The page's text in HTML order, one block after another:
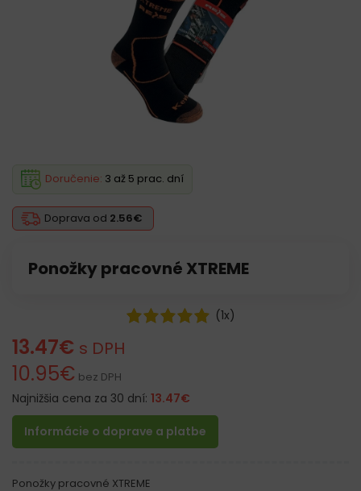
Ponožky pracovné XTREME
Doprava od 2.56€
Doručenie: 3 až 5 prac. dní
(1x)
13.47€ s DPH
10.95€ bez DPH
Najnižšia cena za 30 dní: 13.47€
Informácie o doprave a platbe
Ponožky pracovné XTREME